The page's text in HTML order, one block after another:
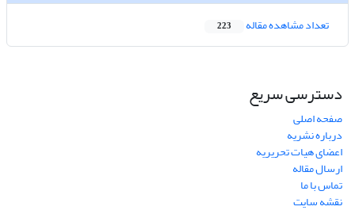
تعداد مشاهده مقاله 223
دسترسی سریع
صفحه اصلی
درباره نشریه
اعضای هیات تحریریه
ارسال مقاله
تماس با ما
نقشه سایت